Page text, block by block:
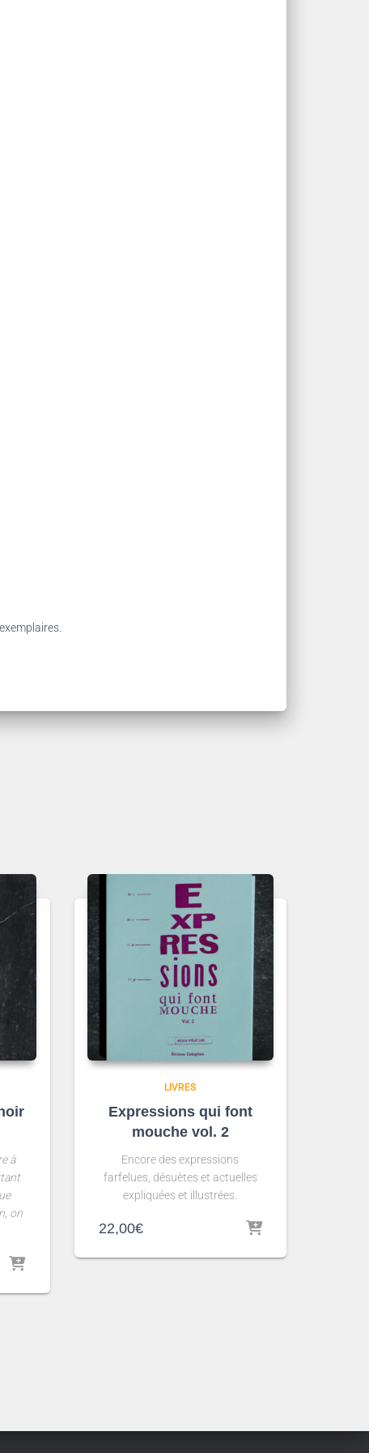
à
on
LIVRES
Expressions qui font
mouche vol. 2
Encore des expressions
farfelues, désuètes et actuelles
expliquées et illustrées.
22,00€